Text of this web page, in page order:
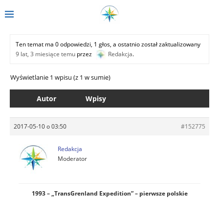
Ten temat ma 0 odpowiedzi, 1 głos, a ostatnio został zaktualizowany
9 lat, 3 miesiące temu przez Redakcja.
Wyświetlanie 1 wpisu (z 1 w sumie)
Autor Wpisy
2017-05-10 o 03:50 #152775
Redakcja
Moderator
1993 – „TransGrenland Expedition” – pierwsze polskie